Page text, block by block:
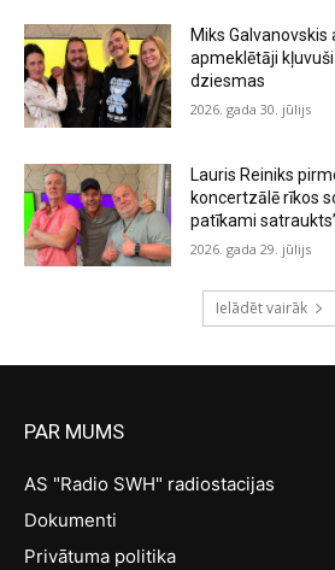
Miks Galvanovskis
apmeklētāji
dziesmas
2026. gada 30. jūlijs
Lauris Reiniks
koncertzālē rīkos
patīkami
2026. gada 29. jūlijs
Ielādēt vairāk
PAR MUMS
AS "Radio SWH" radiostacijas
Dokumenti
Privātuma politika